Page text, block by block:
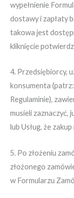
wypełnienie
dostawy i zapłaty
takowa jest
kliknięcie
4. Przedsiębiorcy,
konsumenta (patrz:
Regulaminie),
musieli zaznaczyć,
lub Usług, że
5. Po złożeniu
złożonego
w Formularzu